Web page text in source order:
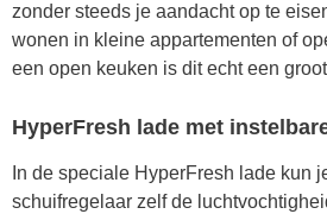
zonder steeds je aandacht op te
wonen in kleine appartementen of
een open keuken is dit echt een
HyperFresh lade met
In de speciale HyperFresh lade kun
schuifregelaar zelf de